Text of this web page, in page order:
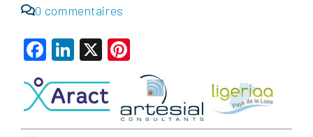
0 commentaires
Facebook
LinkedIn
X